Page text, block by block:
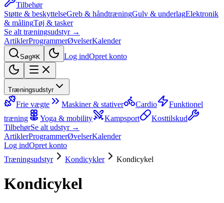
Tilbehør
Støtte & beskyttelseGreb & håndtræningGulv & underlagElektronik
& målingTøj & tasker
Se alt træningsudstyr →
ArtiklerProgrammerØvelserKalender
Søg⌘K Log indOpret konto
Træningsudstyr
Frie vægte Maskiner & stativer Cardio
Funktionel
træning
Yoga & mobility Kampsport
Kosttilskud
TilbehørSe alt udstyr →
ArtiklerProgrammerØvelserKalender
Log indOpret konto
Træningsudstyr
Kondicykler Kondicykel
Kondicykel